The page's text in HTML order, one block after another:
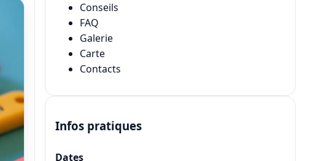
Conseils
FAQ
Galerie
Carte
Contacts
Infos pratiques
Dates